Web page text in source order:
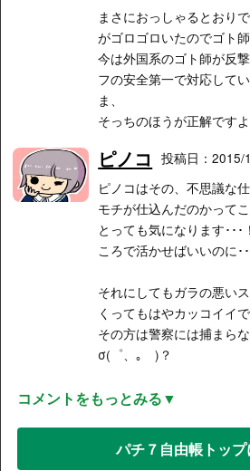
まさにおっしゃるとおり
がゴロゴロいたのでゴト
今は外国系のゴト師が反
フの安全第一で対応してい
ま、
そっちのほうが正解です
ピノコ
投稿日：2015/
ピノコはその、不思議な
モチが仕込んだのかって
とっても気になります･･･
ころで活かせばいいのに･･
それにしてもガラの悪い
くってもはやカッコイイで
その方は警察には捕まら
σ(゜、｡ )？
コメントをもっとみる▼
パチ７自由帳トッ